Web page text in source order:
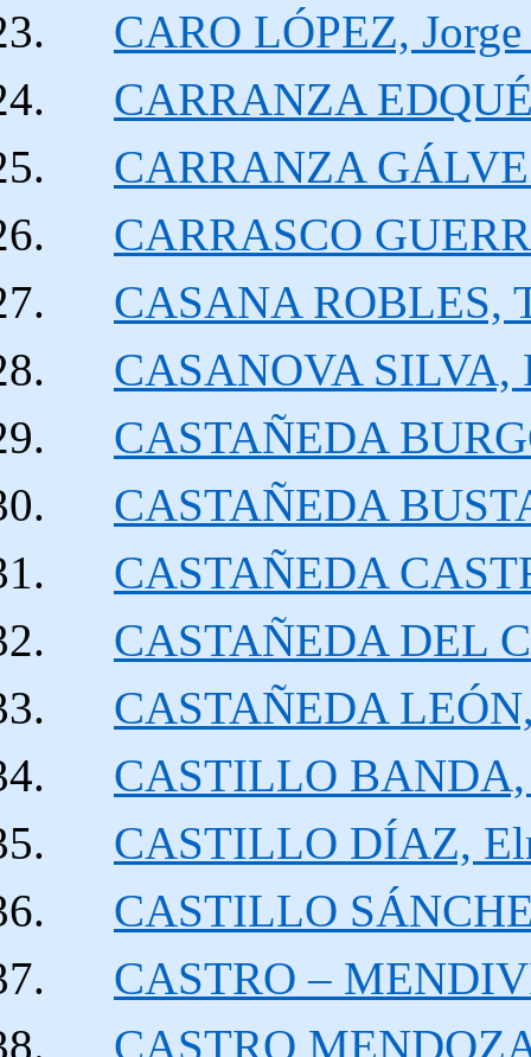
CARO LÓPEZ,
CARRANZA
CARRANZA
CARRASCO
CASANA ROBLES,
CASANOVA SILVA,
CASTAÑEDA
CASTAÑEDA
CASTAÑEDA
CASTAÑEDA DEL
CASTAÑEDA
CASTILLO BANDA,
CASTILLO DÍAZ,
CASTILLO
CASTRO –
CASTRO